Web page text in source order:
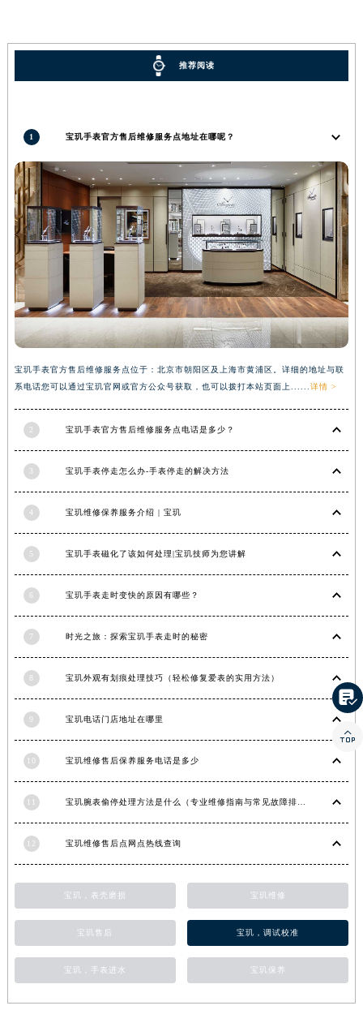
河南省商丘市梁园区神火大道宝玑售后服务中心（需提前预约）
河南省郑州市二七区民主路10号华润大厦29层2905室宝玑售后服务中心（需提前预约）
河南省周口市川汇区七一路宝玑售后服务中心（需提前预约）
河南省驻马店市驿城区乐山大道与置地大道交叉口宝玑售后服务中心（需提前预约）
湖北省鄂州市鄂城区文星大道宝玑售后服务中心（需提前预约）
湖北省黄冈市黄州区赤壁大道宝玑售后服务中心（需提前预约）
湖北省黄石市黄石港区武汉路宝玑售后服务中心（需提前预约）
湖北省荆门市东宝中天街步行街宝玑售后服务中心（需提前预约）
湖北省荆州市荆州区荆中路宝玑售后服务中心（需提前预约）
湖北省十堰市茅箭区人民北路宝玑售后服务中心（需提前预约）
湖北省随州市曾都区青年路宝玑售后服务中心（需提前预约）
湖北省咸宁市咸安区长安大道宝玑售后服务中心（需提前预约）
湖北省襄阳市樊城区长虹路与人民路交叉口宝玑售后服务中心（需提前预约）
湖北省孝感市孝南区复兴大道宝玑售后服务中心（需提前预约）
湖南省怀化市鹤城区迎丰中路宝玑售后服务中心（需提前预约）
湖南省邵阳市双清区东风路宝玑售后服务中心（需提前预约）
湖南省湘潭市雨湖区莲城大道宝玑售后服务中心（需提前预约）
湖南省益阳市赫山区桃花仑路宝玑售后服务中心（需提前预约）
甘肃省定西市安定区解放路宝玑售后服务中心（需提前预约）
甘肃省合作市人民街宝玑售后服务中心（需提前预约）
甘肃省嘉峪关市雄关区新华中路宝玑售后服务中心（需提前预约）
甘肃省酒泉市肃州区西大街宝玑售后服务中心（需提前预约）
甘肃省临夏市城南街道团结路宝玑售后服务中心（需提前预约）
甘肃省陇南市武都区人民路宝玑售后服务中心（需提前预约）
甘肃省庆阳市西峰区南大街宝玑售后服务中心（需提前预约）
推荐阅读
1 宝玑手表官方售后维修服务点地址在哪呢？
宝玑手表官方售后维修服务点位于：北京市朝阳区及上海市黄浦区。详细的地址与联
系电话您可以通过宝玑官网或官方公众号获取，也可以拨打本站页面上......详情 >
2 宝玑手表官方售后维修服务点电话是多少？
宝玑手表停走怎么办-手表停走的解决方法
4 宝玑维修保养服务介绍 | 宝玑
5 宝玑手表磁化了该如何处理|宝玑技师为您讲解
6 宝玑手表走时变快的原因有哪些？
7 时光之旅：探索宝玑手表走时的秘密
宝玑外观有划痕处理技巧（轻松修复爱表的实用方法）
9 宝玑电话门店地址在哪里
宝玑维修售后保养服务电话是多少
宝玑腕表偷停处理方法是什么（专业维修指南与常见故障排查）
12 宝玑维修售后点网点热线查询
宝玑，表壳磨损 宝玑维修
宝玑售后 宝玑，调试校准
宝玑，手表进水 宝玑保养

